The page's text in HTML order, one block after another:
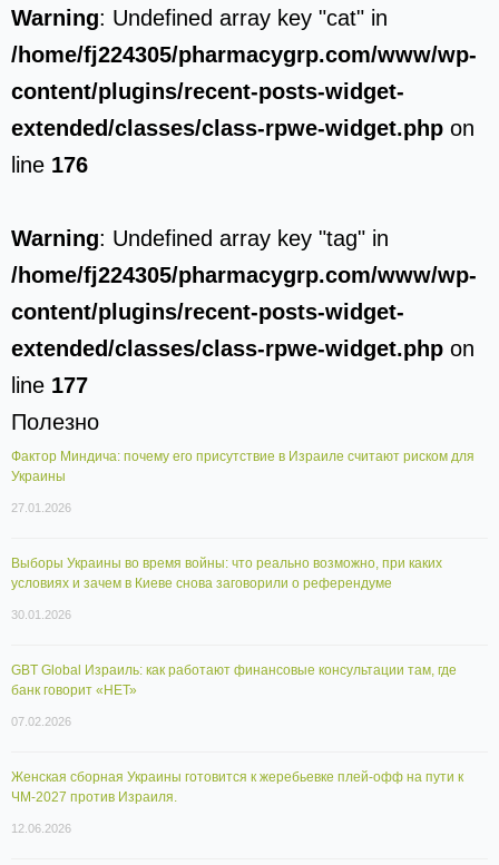
Warning: Undefined array key "cat" in
/home/fj224305/pharmacygrp.com/www/wp-
content/plugins/recent-posts-widget-
extended/classes/class-rpwe-widget.php on
line 176
Warning: Undefined array key "tag" in
/home/fj224305/pharmacygrp.com/www/wp-
content/plugins/recent-posts-widget-
extended/classes/class-rpwe-widget.php on
line 177
Полезно
Фактор Миндича: почему его присутствие в Израиле считают риском для
Украины
27.01.2026
Выборы Украины во время войны: что реально возможно, при каких
условиях и зачем в Киеве снова заговорили о референдуме
30.01.2026
GBT Global Израиль: как работают финансовые консультации там, где
банк говорит «НЕТ»
07.02.2026
Женская сборная Украины готовится к жеребьевке плей-офф на пути к
ЧМ-2027 против Израиля.
12.06.2026